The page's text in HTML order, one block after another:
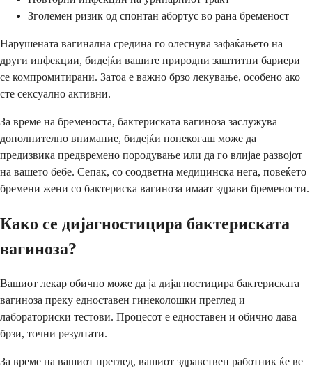
Зголемен ризик од спонтан абортус во рана бременост
Нарушената вагинална средина го олеснува зафаќањето на
други инфекции, бидејќи вашите природни заштитни бариери
се компромитирани. Затоа е важно брзо лекување, особено ако
сте сексуално активни.
За време на бременоста, бактериската вагиноза заслужува
дополнително внимание, бидејќи понекогаш може да
предизвика предвремено породување или да го влијае развојот
на вашето бебе. Сепак, со соодветна медицинска нега, повеќето
бремени жени со бактериска вагиноза имаат здрави бремености.
Како се дијагностицира бактериската
вагиноза?
Вашиот лекар обично може да ја дијагностицира бактериската
вагиноза преку едноставен гинеколошки преглед и
лабораториски тестови. Процесот е едноставен и обично дава
брзи, точни резултати.
За време на вашиот преглед, вашиот здравствен работник ќе ве